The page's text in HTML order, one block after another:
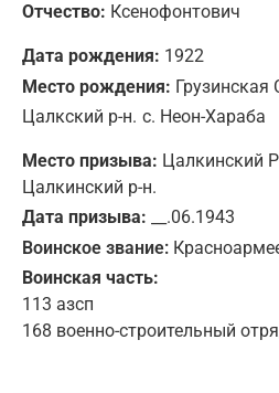
Отчество: Ксенофонтович
Дата рождения: 1922
Место рождения: Грузинская
Цалкский р-н. с. Неон-Хараба
Место призыва: Цалкинский
Цалкинский р-н.
Дата призыва: __.06.1943
Воинское звание:
Воинская часть:
113 азсп
168 военно-строительный